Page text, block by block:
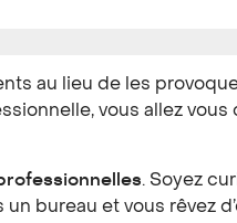
au lieu de les
vous allez vous
. Soyez
bureau et vous rêvez